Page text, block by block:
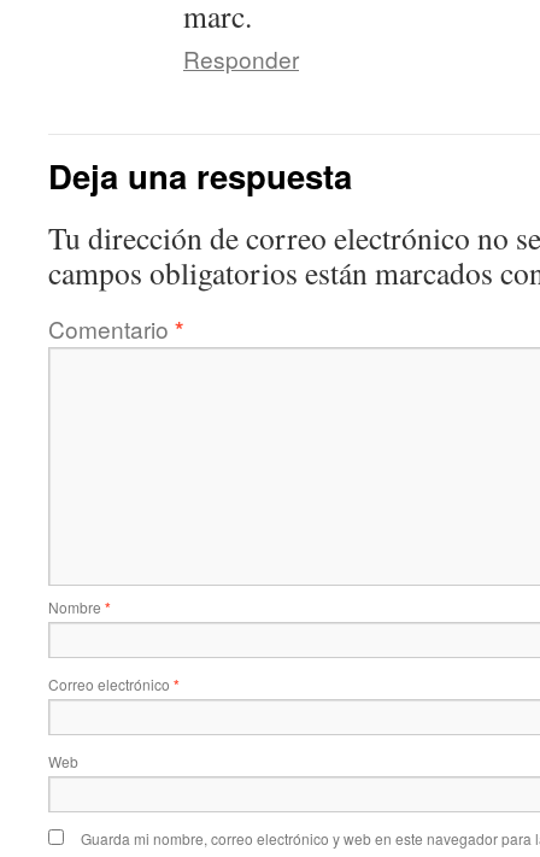
marc.
Responder
Deja una respuesta
Tu dirección de correo electrónico no
campos obligatorios están marcados
Comentario *
Nombre *
Correo electrónico *
Web
Guarda mi nombre, correo electrónico y web en este navegador para